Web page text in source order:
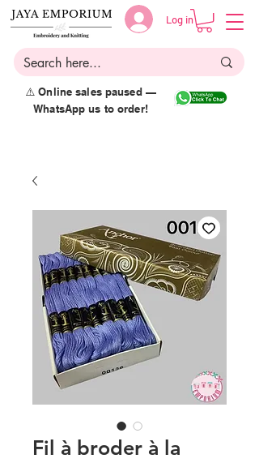
Log in
⚠️ Online sales paused —
WhatsApp us to order!
Fil à broder à la